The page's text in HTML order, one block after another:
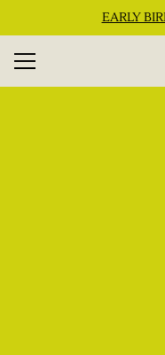
EARLY